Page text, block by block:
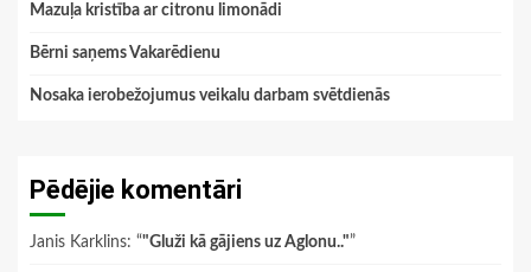
Mazuļa kristība ar citronu limonādi
Bērni saņems Vakarēdienu
Nosaka ierobežojumus veikalu darbam svētdienās
Pēdējie komentāri
Janis Karklins: “"Gluži kā gājiens uz Aglonu.."”